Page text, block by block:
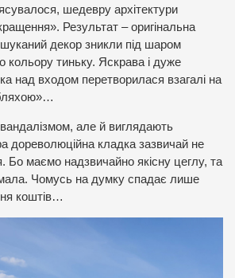
шедевру архітектури
Результат – оригінальна
декор зникли під шаром
кольору тиньку. Яскрава і дуже
над входом перетворилася взагалі на
вандалізмом, але й виглядають
дореволюційна кладка зазвичай не
Бо маємо надзвичайно якісну цеглу, та
Чомусь на думку спадає лише
коштів…